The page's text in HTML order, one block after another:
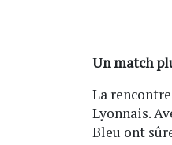
Un match
La
Lyonnais.
Bleu ont